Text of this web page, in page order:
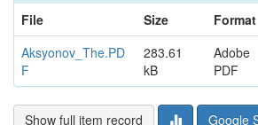
File
Size
Format
Aksyonov_The.PD
F
283.61
kB
Adobe
PDF
Show full item record Google